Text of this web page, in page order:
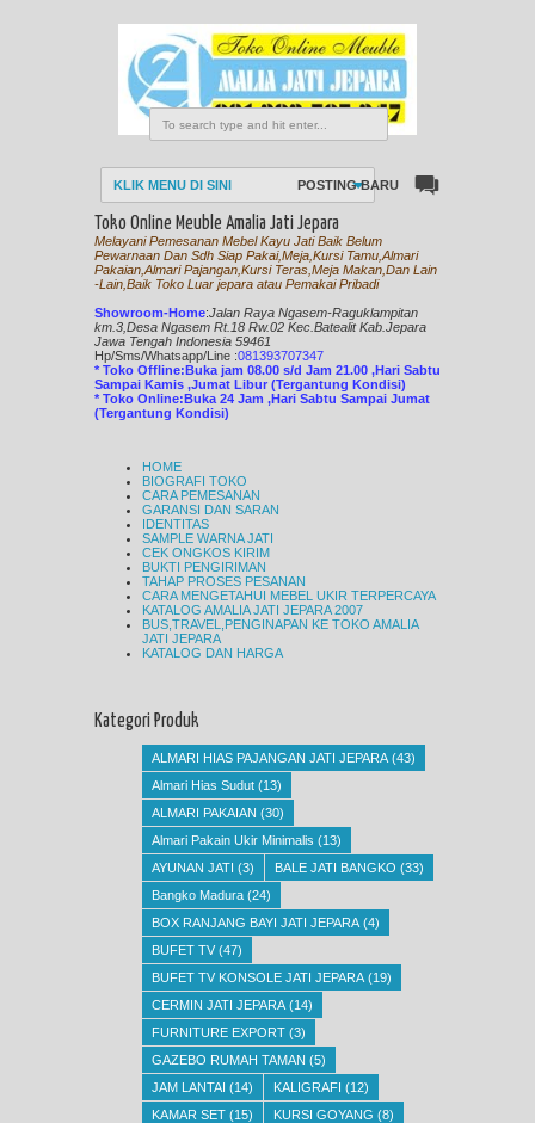
KLIK MENU DI SINI POSTING BARU
Toko Online Meuble Amalia Jati Jepara
Melayani Pemesanan Mebel Kayu Jati Baik Belum
Pewarnaan Dan Sdh Siap Pakai,Meja,Kursi Tamu,Almari
Pakaian,Almari Pajangan,Kursi Teras,Meja Makan,Dan Lain
-Lain,Baik Toko Luar jepara atau Pemakai Pribadi
Showroom-Home:Jalan Raya Ngasem-Raguklampitan
km.3,Desa Ngasem Rt.18 Rw.02 Kec.Batealit Kab.Jepara
Jawa Tengah Indonesia 59461
Hp/Sms/Whatsapp/Line :081393707347
* Toko Offline:Buka jam 08.00 s/d Jam 21.00 ,Hari Sabtu
Sampai Kamis ,Jumat Libur (Tergantung Kondisi)
* Toko Online:Buka 24 Jam ,Hari Sabtu Sampai Jumat
(Tergantung Kondisi)
HOME
BIOGRAFI TOKO
CARA PEMESANAN
GARANSI DAN SARAN
IDENTITAS
SAMPLE WARNA JATI
CEK ONGKOS KIRIM
BUKTI PENGIRIMAN
TAHAP PROSES PESANAN
CARA MENGETAHUI MEBEL UKIR TERPERCAYA
KATALOG AMALIA JATI JEPARA 2007
BUS,TRAVEL,PENGINAPAN KE TOKO AMALIA
JATI JEPARA
KATALOG DAN HARGA
Kategori Produk
ALMARI HIAS PAJANGAN JATI JEPARA (43)
Almari Hias Sudut (13)
ALMARI PAKAIAN (30)
Almari Pakain Ukir Minimalis (13)
AYUNAN JATI (3) BALE JATI BANGKO (33)
Bangko Madura (24)
BOX RANJANG BAYI JATI JEPARA (4)
BUFET TV (47)
BUFET TV KONSOLE JATI JEPARA (19)
CERMIN JATI JEPARA (14)
FURNITURE EXPORT (3)
GAZEBO RUMAH TAMAN (5)
JAM LANTAI (14) KALIGRAFI (12)
KAMAR SET (15) KURSI GOYANG (8)